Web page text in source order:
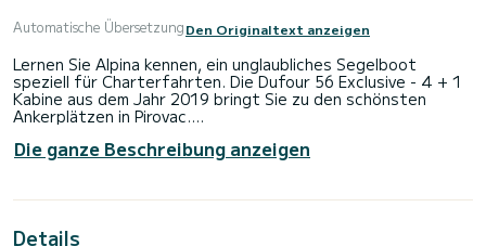
Automatische ÜbersetzungDen Originaltext anzeigen
Lernen Sie Alpina kennen, ein unglaubliches Segelboot
speziell für Charterfahrten. Die Dufour 56 Exclusive - 4 + 1
Kabine aus dem Jahr 2019 bringt Sie zu den schönsten
Ankerplätzen in Pirovac.
Auf diesem 17 Meter langen Segelboot werden Sie eine
außergewöhnliche Kreuzfahrt erleben. Sie können während
Kabinen mit allem Komfort nutzen.
Für Ihren Komfort verfügt Alpina über 2 Toiletten mit
Die ganze Beschreibung anzeigen
Details